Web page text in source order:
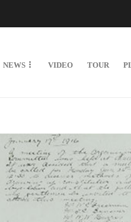
NEWS VIDEO TOUR